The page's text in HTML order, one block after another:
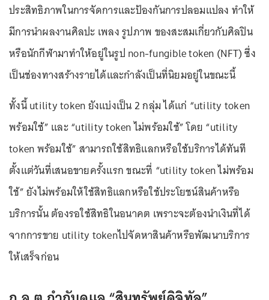
ประสิทธิภาพในการจัดการและป้องกันการปลอมแปลง ทำให้
มีการนำผลงานศิลปะ เพลง รูปภาพ ของสะสมเกี่ยวกับศิลปิน
หรือนักกีฬามาทำให้อยู่ในรูป non-fungible token (NFT) ซึ่ง
เป็นช่องทางสร้างรายได้และกำลังเป็นที่นิยมอยู่ในขณะนี้
ทั้งนี้ utility token ยังแบ่งเป็น 2 กลุ่ม ได้แก่ “utility token
พร้อมใช้” และ “utility token ไม่พร้อมใช้” โดย “utility
token พร้อมใช้” สามารถใช้สิทธิแลกหรือใช้บริการได้ทันที
ตั้งแต่วันที่เสนอขายครั้งแรก ขณะที่ “utility token ไม่พร้อม
ใช้” ยังไม่พร้อมให้ใช้สิทธิแลกหรือใช้ประโยชน์สินค้าหรือ
บริการนั้น ต้องรอใช้สิทธิในอนาคต เพราะจะต้องนำเงินที่ได้
จากการขาย utility tokenไปจัดหาสินค้าหรือพัฒนาบริการ
ให้เสร็จก่อน